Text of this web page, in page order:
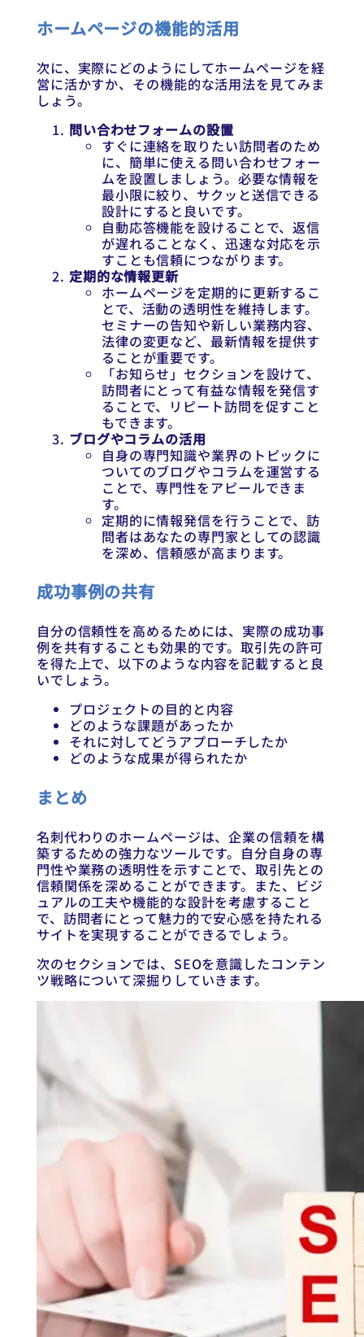
ホームページの機能的活用
次に、実際にどのようにしてホームページを経
営に活かすか、その機能的な活用法を見てみま
しょう。
問い合わせフォームの設置
すぐに連絡を取りたい訪問者のため
に、簡単に使える問い合わせフォー
ムを設置しましょう。必要な情報を
最小限に絞り、サクッと送信できる
設計にすると良いです。
自動応答機能を設けることで、返信
が遅れることなく、迅速な対応を示
すことも信頼につながります。
定期的な情報更新
ホームページを定期的に更新するこ
とで、活動の透明性を維持します。
セミナーの告知や新しい業務内容、
法律の変更など、最新情報を提供す
ることが重要です。
「お知らせ」セクションを設けて、
訪問者にとって有益な情報を発信す
ることで、リピート訪問を促すこと
もできます。
ブログやコラムの活用
自身の専門知識や業界のトピックに
ついてのブログやコラムを運営する
ことで、専門性をアピールできま
す。
定期的に情報発信を行うことで、訪
問者はあなたの専門家としての認識
を深め、信頼感が高まります。
成功事例の共有
自分の信頼性を高めるためには、実際の成功事
例を共有することも効果的です。取引先の許可
を得た上で、以下のような内容を記載すると良
いでしょう。
プロジェクトの目的と内容
どのような課題があったか
それに対してどうアプローチしたか
どのような成果が得られたか
まとめ
名刺代わりのホームページは、企業の信頼を構
築するための強力なツールです。自分自身の専
門性や業務の透明性を示すことで、取引先との
信頼関係を深めることができます。また、ビジ
ュアルの工夫や機能的な設計を考慮すること
で、訪問者にとって魅力的で安心感を持たれる
サイトを実現することができるでしょう。
次のセクションでは、SEOを意識したコンテン
ツ戦略について深掘りしていきます。